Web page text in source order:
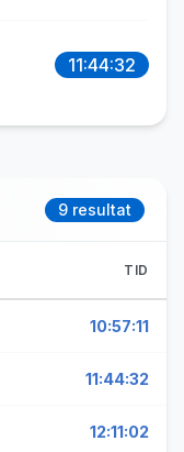
11:44:32
9 resultat
TID
10:57:11
11:44:32
12:11:02